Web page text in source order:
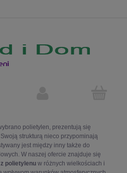
Opinie konsumenckie Google
polietylen, prezentują się
strukturą nieco przypominają
jest między inny także do
W naszej ofercie znajduje się
polietylenu w różnych wielkościach i